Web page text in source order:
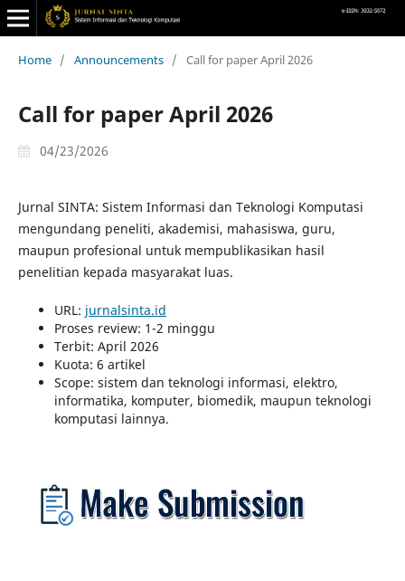
Home / Announcements / Call for paper April 2026
Call for paper April 2026
04/23/2026
Jurnal SINTA: Sistem Informasi dan Teknologi Komputasi
mengundang peneliti, akademisi, mahasiswa, guru,
maupun profesional untuk mempublikasikan hasil
penelitian kepada masyarakat luas.
URL: jurnalsinta.id
Proses review: 1-2 minggu
Terbit: April 2026
Kuota: 6 artikel
Scope: sistem dan teknologi informasi, elektro,
informatika, komputer, biomedik, maupun teknologi
komputasi lainnya.